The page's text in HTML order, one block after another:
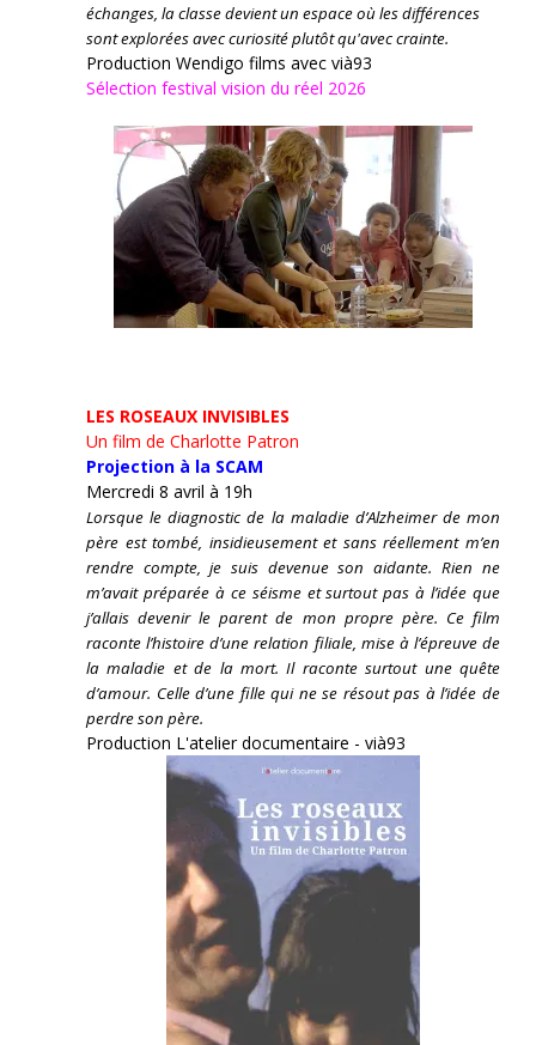
échanges, la classe devient un espace où les différences
sont explorées avec curiosité plutôt qu'avec crainte.
Production Wendigo films avec vià93
Sélection festival vision du réel 2026
LES ROSEAUX INVISIBLES
Un film de Charlotte Patron
Projection à la SCAM
Mercredi 8 avril à 19h
Lorsque le diagnostic de la maladie d’Alzheimer de mon
père est tombé, insidieusement et sans réellement m’en
rendre compte, je suis devenue son aidante. Rien ne
m’avait préparée à ce séisme et surtout pas à l’idée que
j’allais devenir le parent de mon propre père. Ce film
raconte l’histoire d’une relation filiale, mise à l’épreuve de
la maladie et de la mort. Il raconte surtout une quête
d’amour. Celle d’une fille qui ne se résout pas à l’idée de
perdre son père.
Production L'atelier documentaire - vià93